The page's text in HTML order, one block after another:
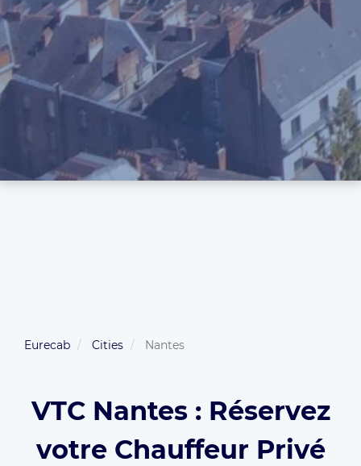
Eurecab Cities Nantes
VTC Nantes : Réservez
votre Chauffeur Privé